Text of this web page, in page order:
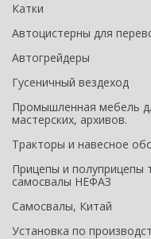
Катки
Автоцистерны для
Автогрейдеры
Гусеничный вездеход
Промышленная мебель
мастерских, архивов.
Тракторы и навесное
Прицепы и
самосвалы НЕФАЗ
Самосвалы, Китай
Установка по